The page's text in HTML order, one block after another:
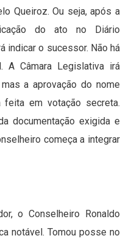
Queiroz. Ou seja, após a
do ato no Diário
indicar o sucessor. Não há
A Câmara Legislativa irá
a aprovação do nome
em votação secreta.
documentação exigida e
começa a integrar
o Conselheiro Ronaldo
notável. Tomou posse no